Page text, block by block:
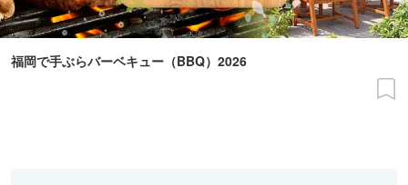
福岡で手ぶらバーベキュー（BBQ）2026